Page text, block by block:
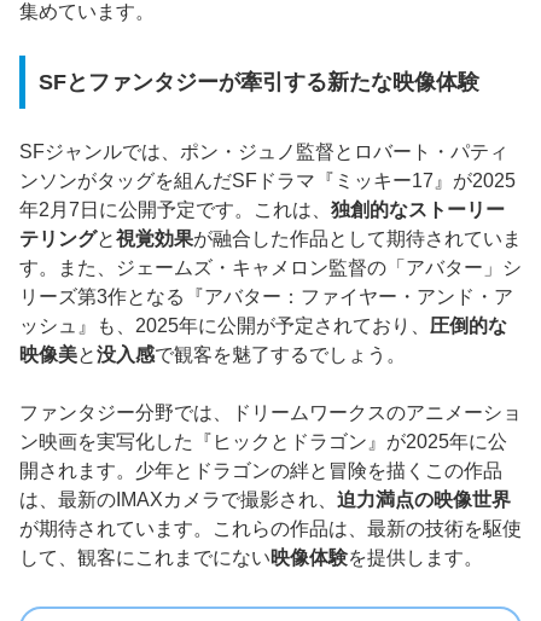
集めています。
SFとファンタジーが牽引する新たな映像体験
SFジャンルでは、ポン・ジュノ監督とロバート・パティ
ンソンがタッグを組んだSFドラマ『ミッキー17』が2025
年2月7日に公開予定です。これは、 独創的なストーリー
テリングと視覚効果が融合した作品として期待されていま
す。また、ジェームズ・キャメロン監督の「アバター」シ
リーズ第3作となる『アバター：ファイヤー・アンド・ア
ッシュ』も、2025年に公開が予定されており、 圧倒的な
映像美と没入感で観客を魅了するでしょう。
ファンタジー分野では、ドリームワークスのアニメーショ
ン映画を実写化した『ヒックとドラゴン』が2025年に公
開されます。少年とドラゴンの絆と冒険を描くこの作品
は、最新のIMAXカメラで撮影され、 迫力満点の映像世界
が期待されています。これらの作品は、最新の技術を駆使
して、観客にこれまでにない映像体験を提供します。